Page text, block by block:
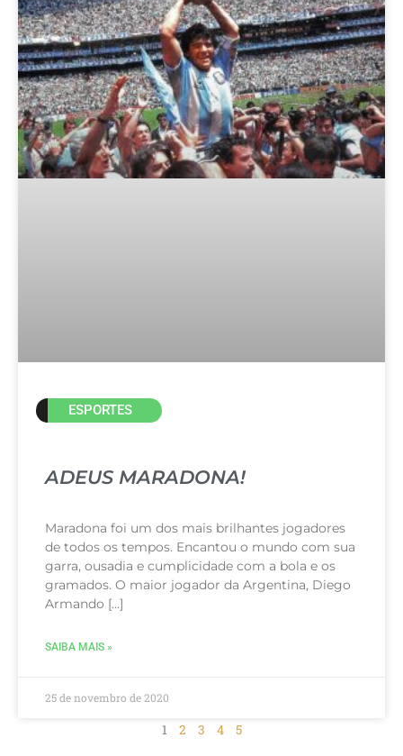
ESPORTES
ADEUS MARADONA!
Maradona foi um dos mais brilhantes jogadores
de todos os tempos. Encantou o mundo com sua
garra, ousadia e cumplicidade com a bola e os
gramados. O maior jogador da Argentina, Diego
Armando […]
SAIBA MAIS »
25 de novembro de 2020
1 2 3 4 5